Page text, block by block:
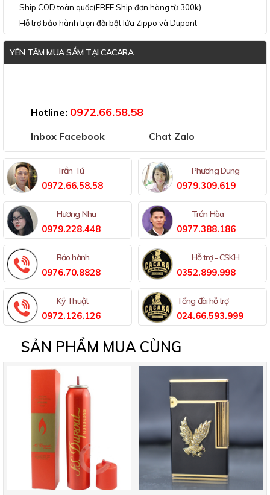
Ship COD toàn quốc(FREE Ship đơn hàng từ 300k)
Hỗ trợ bảo hành trọn đời bật lửa Zippo và Dupont
YÊN TÂM MUA SẮM TẠI CACARA
Hotline: 0972.66.58.58
Inbox Facebook Chat Zalo
Trần Tú
0972.66.58.58
Phương Dung
0979.309.619
Hương Nhu
0979.228.448
Trần Hòa
0977.388.186
Bảo hành
0976.70.8828
Hỗ trợ - CSKH
0352.899.998
Kỹ Thuật
0972.126.126
Tổng đài hỗ trợ
024.66.593.999
SẢN PHẨM MUA CÙNG